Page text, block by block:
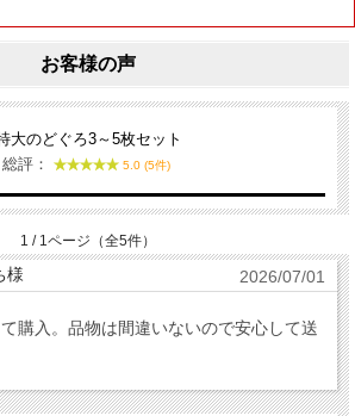
お客様の声
大のどぐろ3～5枚セット
総評：
5.0 (5件)
1 / 1ページ（全5件）
様 2026/07/01
購入。品物は間違いないので安心して送